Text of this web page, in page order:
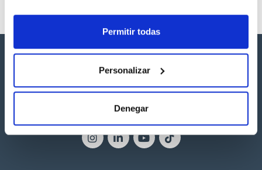
Permitir todas
Personalizar
Denegar
Síguenos: